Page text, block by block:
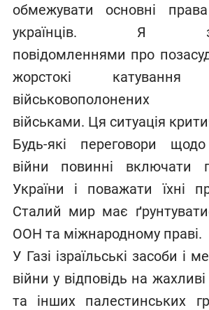
обмежувати основні
українців. Я
повідомленнями про
жорстокі катування
військовополонених
військами. Ця ситуація
Будь-які переговори
війни повинні включати
України і поважати їхні
Сталий мир має
ООН та міжнародному праві.
У Газі ізраїльські засоби і
війни у відповідь на
та інших палестинських